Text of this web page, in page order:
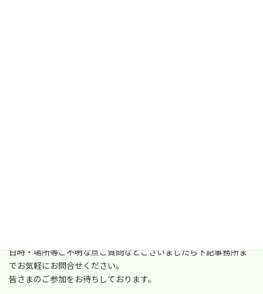
日時・場所等ご不明な点ご質問などございましたら下記事務所ま
でお気軽にお問合せください。
皆さまのご参加をお待ちしております。